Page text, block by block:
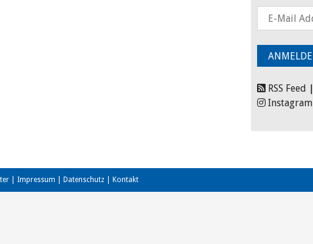
RSS Feed
Instagram
Impressum Datenschutz Kontakt